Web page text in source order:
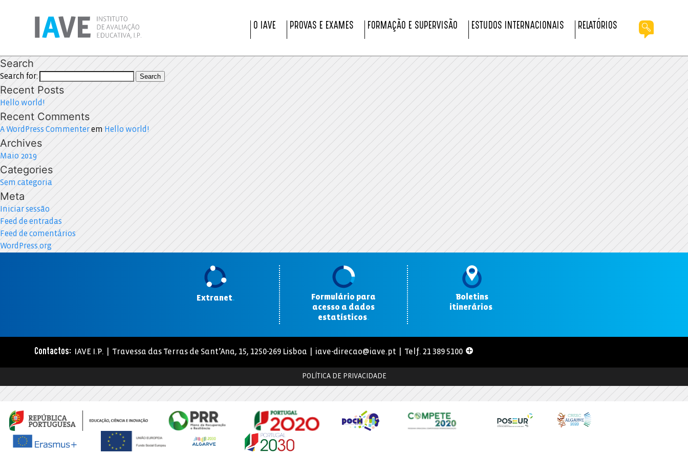
O IAVE PROVAS E EXAMES FORMAÇÃO E SUPERVISÃO ESTUDOS INTERNACIONAIS RELATÓRIOS
Search
Search for: Search
Recent Posts
Hello world!
Recent Comments
A WordPress Commenterem Hello world!
Archives
Maio 2019
Categories
Sem categoria
Meta
Iniciar sessão
Feed de entradas
Feed de comentários
WordPress.org
Extranet.
Formulário para
acesso a dados
estatísticos.
Boletins
itinerários.
Contactos: IAVE I.P. | Travessa das Terras de Sant’Ana, 15, 1250-269 Lisboa | iave-direcao@iave.pt | Telf. 21 389 5100
POLÍTICA DE PRIVACIDADE